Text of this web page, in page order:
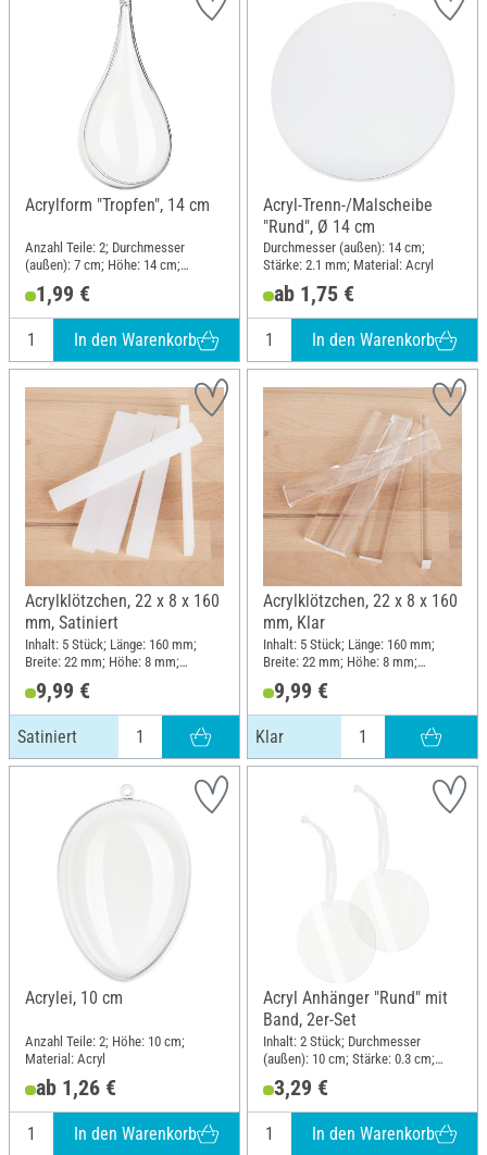
Acrylform "Tropfen", 14 cm
Anzahl Teile: 2; Durchmesser
(außen): 7 cm; Höhe: 14 cm;
Material: Acryl
1,99 €
In den Warenkorb
Acryl-Trenn-/Malscheibe
"Rund", Ø 14 cm
Durchmesser (außen): 14 cm;
Stärke: 2.1 mm; Material: Acryl
ab 1,75 €
In den Warenkorb
Acrylklötzchen, 22 x 8 x 160
mm, Satiniert
Inhalt: 5 Stück; Länge: 160 mm;
Breite: 22 mm; Höhe: 8 mm;
Material: Acryl
9,99 €
Satiniert
Acrylklötzchen, 22 x 8 x 160
mm, Klar
Inhalt: 5 Stück; Länge: 160 mm;
Breite: 22 mm; Höhe: 8 mm;
Material: Acryl
9,99 €
Klar
Acrylei, 10 cm
Anzahl Teile: 2; Höhe: 10 cm;
Material: Acryl
ab 1,26 €
In den Warenkorb
Acryl Anhänger "Rund" mit
Band, 2er-Set
Inhalt: 2 Stück; Durchmesser
(außen): 10 cm; Stärke: 0.3 cm;
3,29 €
In den Warenkorb